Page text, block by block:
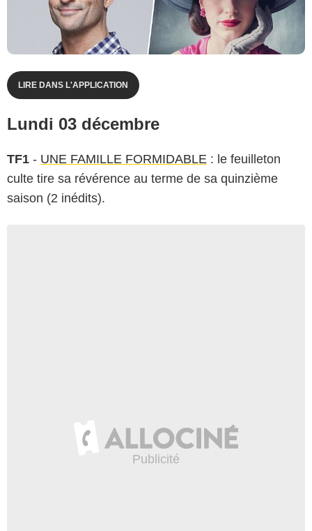
LIRE DANS L'APPLICATION
Lundi 03 décembre
TF1 - UNE FAMILLE FORMIDABLE : le feuilleton
culte tire sa révérence au terme de sa quinzième
saison (2 inédits).